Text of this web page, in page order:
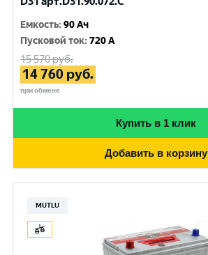
Емкость:90 Ач
Пусковой ток:720 A
15 570руб.
14 760 руб.
при обмене
Купить в 1 клик
Добавить в корзину
MUTLU